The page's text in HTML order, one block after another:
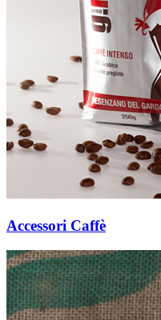
Accessori Caffè